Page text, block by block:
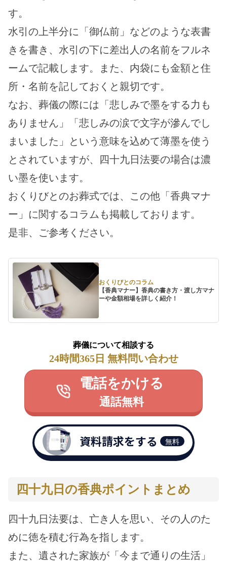
す。
水引の上半分に「御仏前」などのような表書
きを書き、水引の下に差出人の名前をフルネ
ームで記載します。また、内袋にも金額と住
所・名前を記しておくと親切です。
なお、葬儀の際には「悲しみで墨をする力も
ありません」「悲しみの涙で文字が滲んでし
まいました」という意味を込めて薄墨を使う
とされていますが、四十九日法要の場合は濃
い墨を使います。
おくりびとのお葬式では、この他「香典マナ
ー」に関するコラムも掲載しております。
是非、ご参考ください。
おくりびとのコラム
【香典マナー】香典の書き方・渡し方マナ
ーや金額相場を詳しく紹介！
葬儀について相談する
24時間365日 無料問い合わせ
電話をかける
通話無料
資料請求をする 無料
四十九日の香典ポイントまとめ
四十九日法要は、亡き人を思い、その人のた
めに徳を積む行為を指します。
また、遺された家族が「今まで通りの生活」